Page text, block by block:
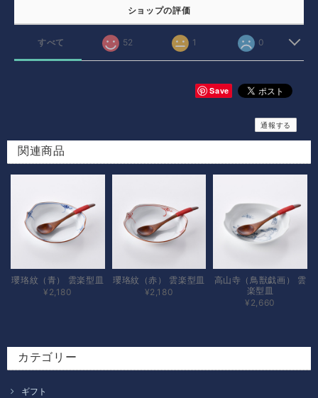
ショップの評価
すべて 52 1 0
Save
通報する
関連商品
瓔珞紋（青） 雲楽型皿
¥2,180
瓔珞紋（赤） 雲楽型皿
¥2,180
高山寺（鳥獣戯画） 雲
楽型皿
¥2,660
カテゴリー
ギフト